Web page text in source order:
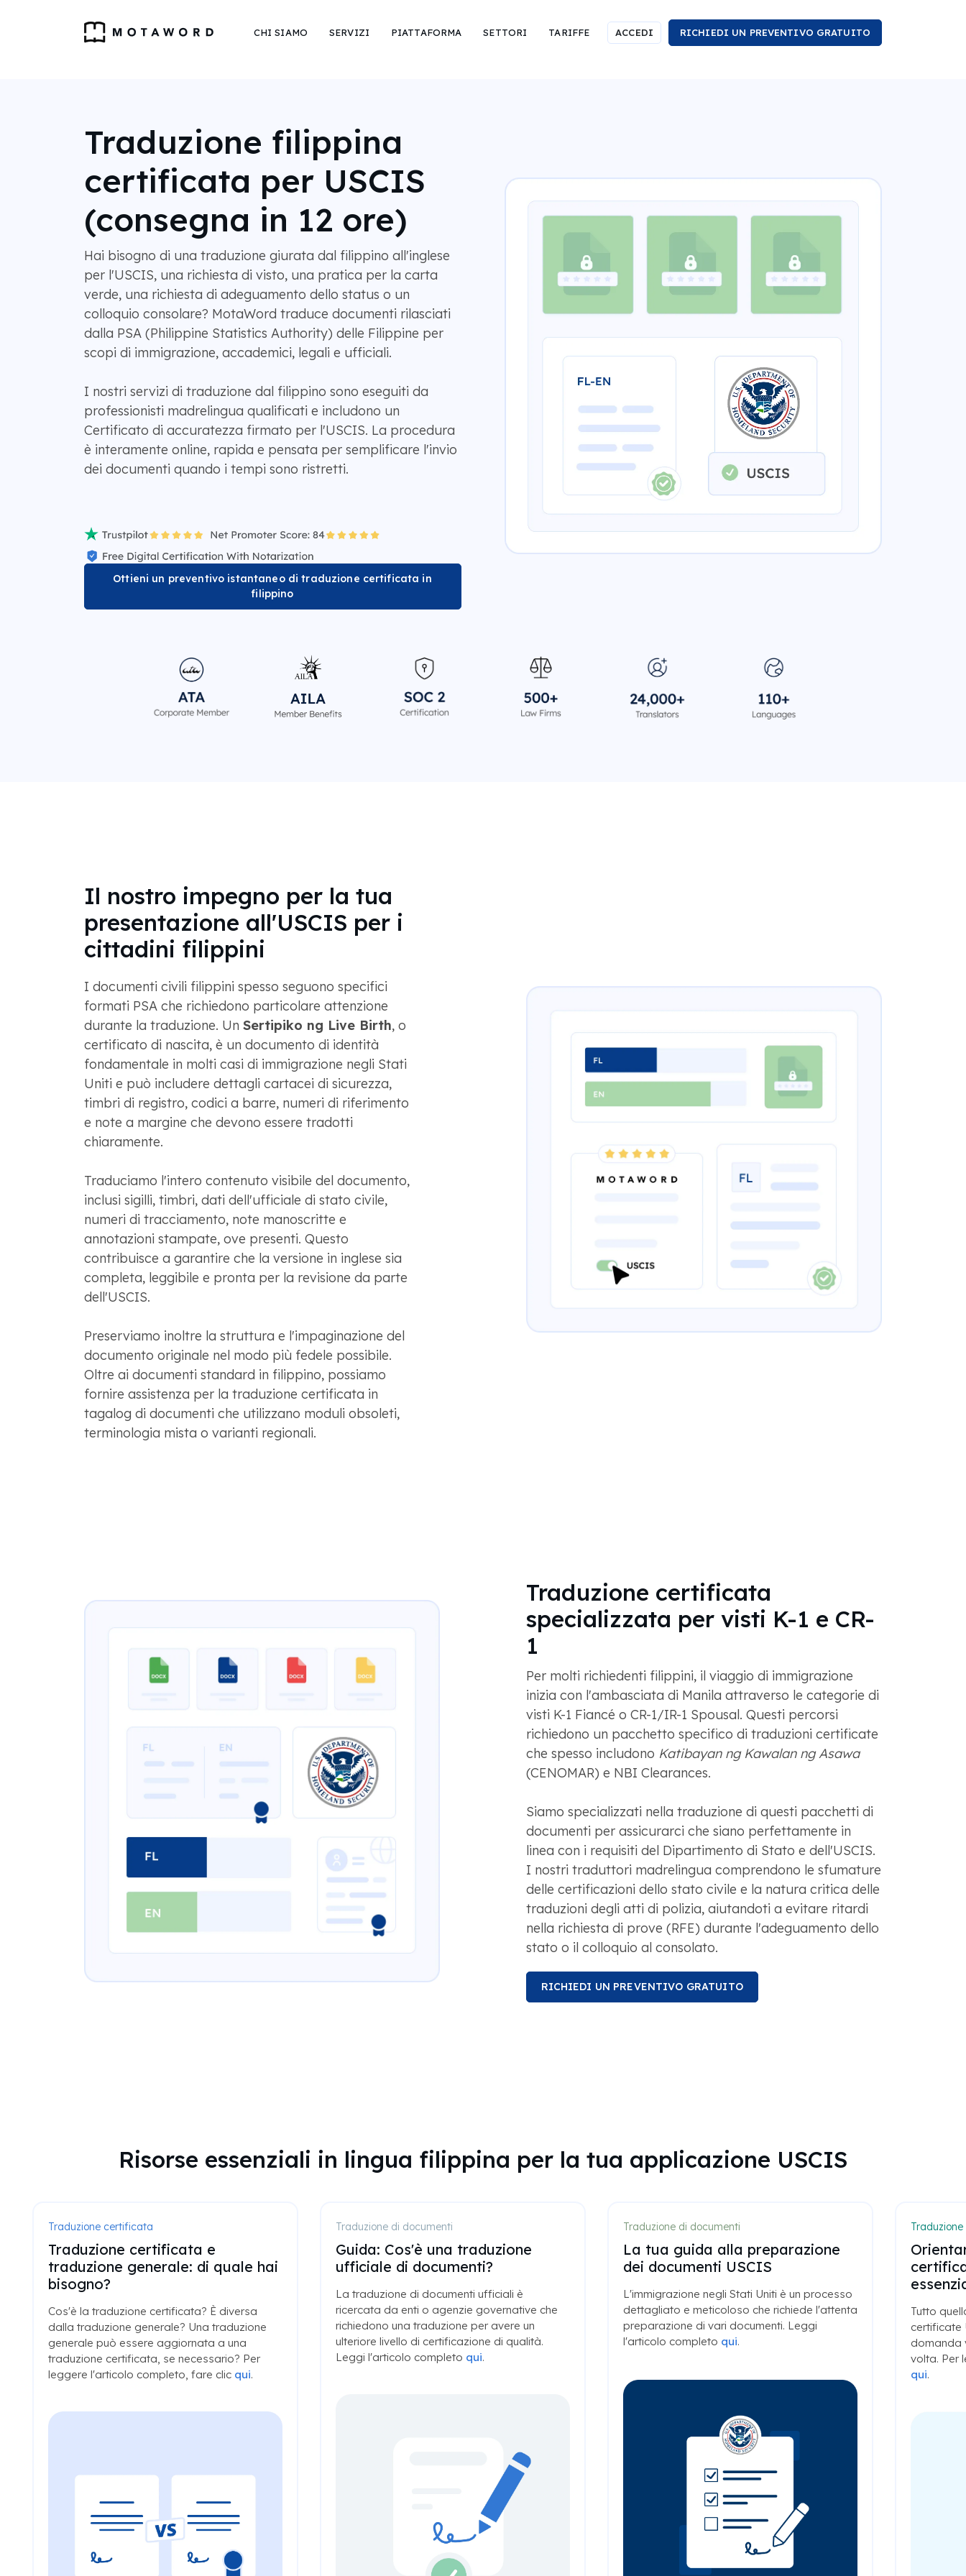
CHI SIAMO SERVIZI PIATTAFORMA SETTORI TARIFFE ACCEDI RICHIEDI UN PREVENTIVO GRATUITO
Traduzione filippina
certificata per USCIS
(consegna in 12 ore)
Hai bisogno di una traduzione giurata dal filippino all'inglese
per l'USCIS, una richiesta di visto, una pratica per la carta
verde, una richiesta di adeguamento dello status o un
colloquio consolare? MotaWord traduce documenti rilasciati
dalla PSA (Philippine Statistics Authority) delle Filippine per
scopi di immigrazione, accademici, legali e ufficiali.
I nostri servizi di traduzione dal filippino sono eseguiti da
professionisti madrelingua qualificati e includono un
Certificato di accuratezza firmato per l'USCIS. La procedura
è interamente online, rapida e pensata per semplificare l'invio
dei documenti quando i tempi sono ristretti.
Ottieni un preventivo istantaneo di traduzione certificata in
filippino
Il nostro impegno per la tua
presentazione all'USCIS per i
cittadini filippini
I documenti civili filippini spesso seguono specifici
formati PSA che richiedono particolare attenzione
durante la traduzione. Un Sertipiko ng Live Birth, o
certificato di nascita, è un documento di identità
fondamentale in molti casi di immigrazione negli Stati
Uniti e può includere dettagli cartacei di sicurezza,
timbri di registro, codici a barre, numeri di riferimento
e note a margine che devono essere tradotti
chiaramente.
Traduciamo l'intero contenuto visibile del documento,
inclusi sigilli, timbri, dati dell'ufficiale di stato civile,
numeri di tracciamento, note manoscritte e
annotazioni stampate, ove presenti. Questo
contribuisce a garantire che la versione in inglese sia
completa, leggibile e pronta per la revisione da parte
dell'USCIS.
Preserviamo inoltre la struttura e l'impaginazione del
documento originale nel modo più fedele possibile.
Oltre ai documenti standard in filippino, possiamo
fornire assistenza per la traduzione certificata in
tagalog di documenti che utilizzano moduli obsoleti,
terminologia mista o varianti regionali.
Traduzione certificata
specializzata per visti K-1 e CR-
1
Per molti richiedenti filippini, il viaggio di immigrazione
inizia con l'ambasciata di Manila attraverso le categorie di
visti K-1 Fiancé o CR-1/IR-1 Spousal. Questi percorsi
richiedono un pacchetto specifico di traduzioni certificate
che spesso includono Katibayan ng Kawalan ng Asawa
(CENOMAR) e NBI Clearances.
Siamo specializzati nella traduzione di questi pacchetti di
documenti per assicurarci che siano perfettamente in
linea con i requisiti del Dipartimento di Stato e dell'USCIS.
I nostri traduttori madrelingua comprendono le sfumature
delle certificazioni dello stato civile e la natura critica delle
traduzioni degli atti di polizia, aiutandoti a evitare ritardi
nella richiesta di prove (RFE) durante l'adeguamento dello
stato o il colloquio al consolato.
RICHIEDI UN PREVENTIVO GRATUITO
Risorse essenziali in lingua filippina per la tua applicazione USCIS
Traduzione certificata
Traduzione certificata e
traduzione generale: di quale hai
bisogno?
Cos'è la traduzione certificata? È diversa
dalla traduzione generale? Una traduzione
generale può essere aggiornata a una
traduzione certificata, se necessario? Per
leggere l'articolo completo, fare clic qui.
Traduzione di documenti
Guida: Cos'è una traduzione
ufficiale di documenti?
La traduzione di documenti ufficiali è
ricercata da enti o agenzie governative che
richiedono una traduzione per avere un
ulteriore livello di certificazione di qualità.
Leggi l'articolo completo qui.
Traduzione di documenti
La tua guida alla preparazione
dei documenti USCIS
L'immigrazione negli Stati Uniti è un processo
dettagliato e meticoloso che richiede l'attenta
preparazione di vari documenti. Leggi
l'articolo completo qui.
Traduzione
Tutto
certificate
domanda
volta. Per
qui.